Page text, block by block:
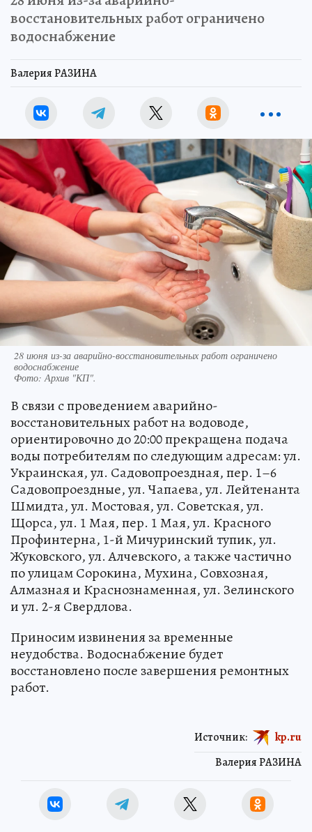
восстановительных работ ограничено
водоснабжение
Валерия РАЗИНА
28 июня из-за аварийно-восстановительных работ ограничено
водоснабжение
Фото: Архив "КП".
В связи с проведением аварийно-
восстановительных работ на водоводе,
ориентировочно до 20:00 прекращена подача
воды потребителям по следующим адресам: ул.
Украинская, ул. Садовопроездная, пер. 1–6
Садовопроездные, ул. Чапаева, ул. Лейтенанта
Шмидта, ул. Мостовая, ул. Советская, ул.
Щорса, ул. 1 Мая, пер. 1 Мая, ул. Красного
Профинтерна, 1-й Мичуринский тупик, ул.
Жуковского, ул. Алчевского, а также частично
по улицам Сорокина, Мухина, Совхозная,
Алмазная и Краснознаменная, ул. Зелинского
и ул. 2-я Свердлова.
Приносим извинения за временные
неудобства. Водоснабжение будет
восстановлено после завершения ремонтных
работ.
Валерия РАЗИНА
Источник: kp.ru